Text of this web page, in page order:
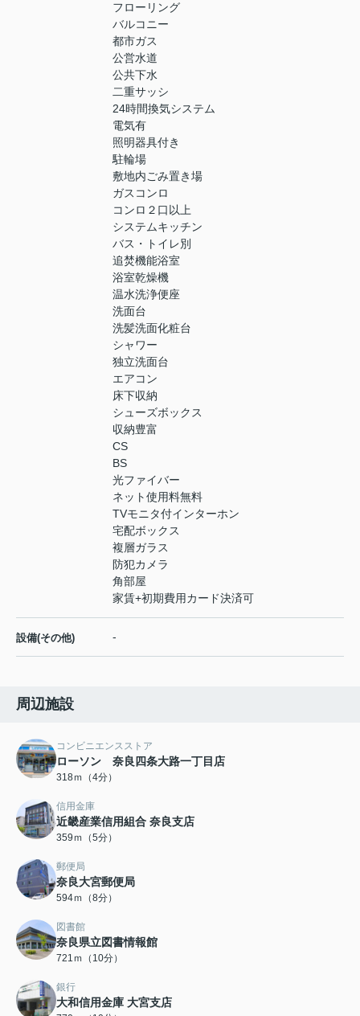
フローリング
バルコニー
都市ガス
公営水道
公共下水
二重サッシ
24時間換気システム
電気有
照明器具付き
駐輪場
敷地内ごみ置き場
ガスコンロ
コンロ２口以上
システムキッチン
バス・トイレ別
追焚機能浴室
浴室乾燥機
温水洗浄便座
洗面台
洗髪洗面化粧台
シャワー
独立洗面台
エアコン
床下収納
シューズボックス
収納豊富
CS
BS
光ファイバー
ネット使用料無料
TVモニタ付インターホン
宅配ボックス
複層ガラス
防犯カメラ
角部屋
家賃+初期費用カード決済可
設備(その他) -
周辺施設
コンビニエンスストア
ローソン 奈良四条大路一丁目店
318ｍ（4分）
信用金庫
近畿産業信用組合 奈良支店
359ｍ（5分）
郵便局
奈良大宮郵便局
594ｍ（8分）
図書館
奈良県立図書情報館
721ｍ（10分）
銀行
大和信用金庫 大宮支店